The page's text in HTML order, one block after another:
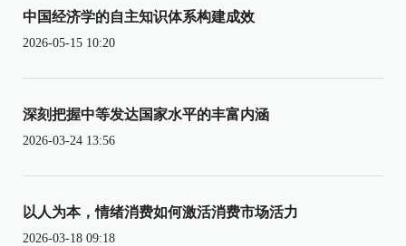
中国经济学的自主知识体系构建成效
2026-05-15 10:20
深刻把握中等发达国家水平的丰富内涵
2026-03-24 13:56
以人为本，情绪消费如何激活消费市场活力
2026-03-18 09:18